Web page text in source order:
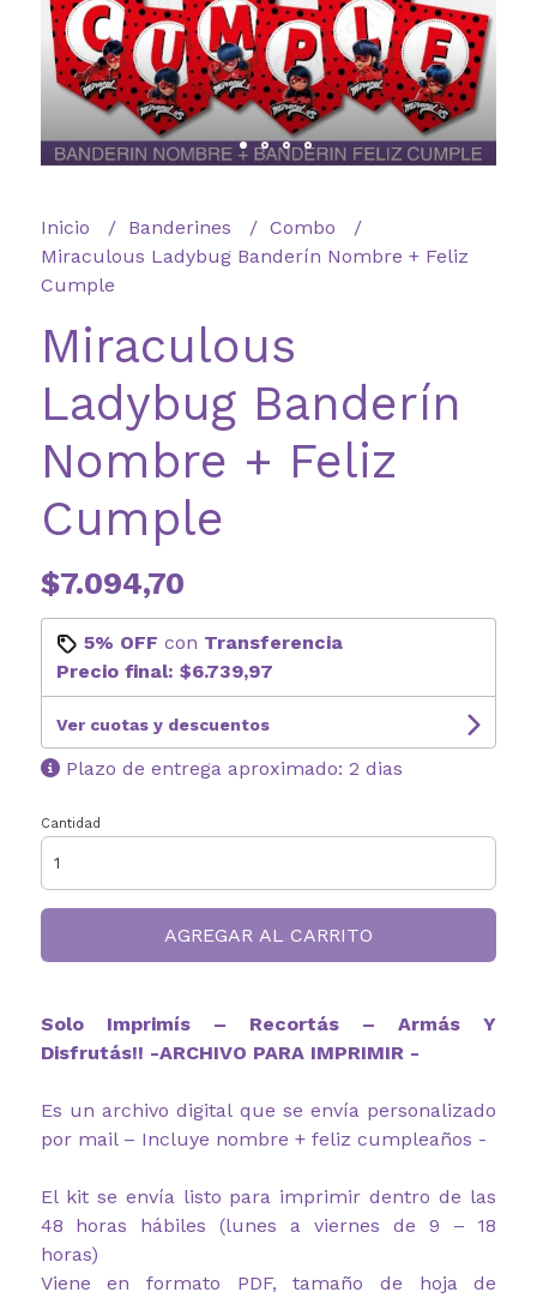
Inicio Banderines
Combo
Miraculous Ladybug Banderín Nombre + Feliz
Cumple
Miraculous
Ladybug Banderín
Nombre + Feliz
Cumple
$7.094,70
5% OFF con Transferencia
Precio final: $6.739,97
Ver cuotas y descuentos
Plazo de entrega aproximado: 2 dias
Cantidad
AGREGAR AL CARRITO
Solo Imprimís – Recortás – Armás Y
Disfrutás!! -ARCHIVO PARA IMPRIMIR -
Es un archivo digital que se envía personalizado
por mail – Incluye nombre + feliz cumpleaños -
El kit se envía listo para imprimir dentro de las
48 horas hábiles (lunes a viernes de 9 – 18
horas)
Viene en formato PDF, tamaño de hoja de